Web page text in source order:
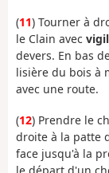
(11) Tourner à
le Clain avec
devers. En bas
lisière du bois à
avec une route.
(12) Prendre le
droite à la patte
face jusqu'à la